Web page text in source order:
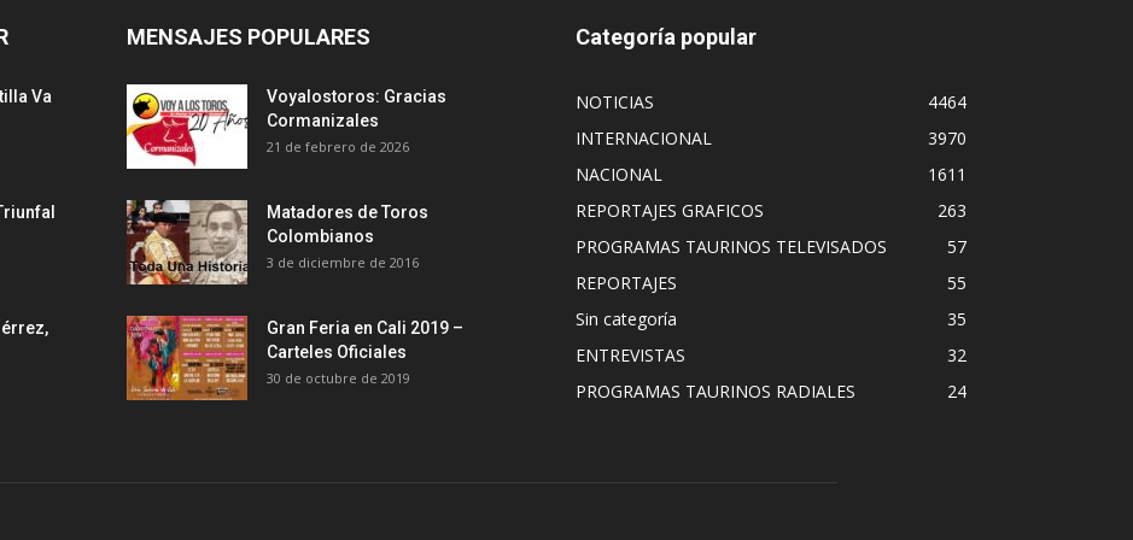
Va
MENSAJES POPULARES
Voyalostoros: Gracias
Cormanizales
21 de febrero de 2026
Matadores de Toros
Colombianos
3 de diciembre de 2016
Gran Feria en Cali 2019 –
Carteles Oficiales
30 de octubre de 2019
Categoría popular
NOTICIAS
4464
INTERNACIONAL
3970
NACIONAL
1611
REPORTAJES GRAFICOS
263
PROGRAMAS TAURINOS TELEVISADOS
57
REPORTAJES
55
Sin categoría
35
ENTREVISTAS
32
PROGRAMAS TAURINOS RADIALES
24